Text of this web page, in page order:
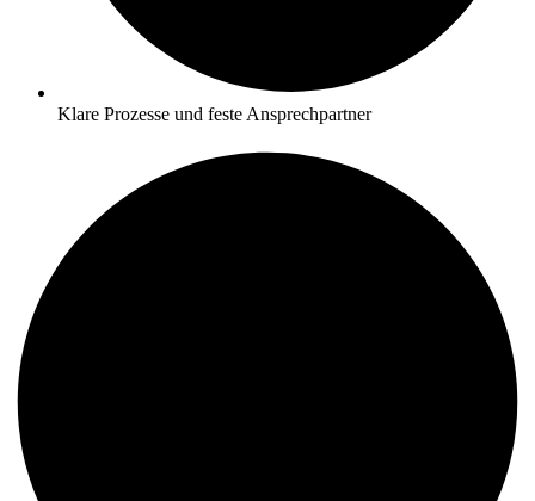
Klare Prozesse und feste Ansprechpartner